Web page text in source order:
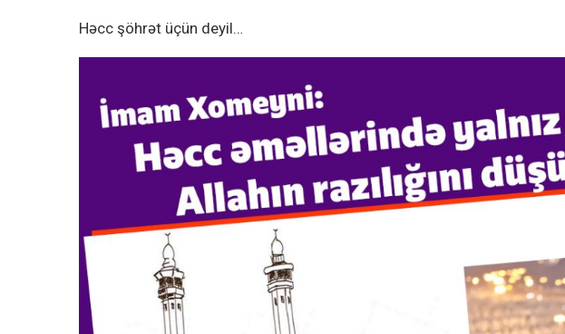
Həcc şöhrət üçün deyil…